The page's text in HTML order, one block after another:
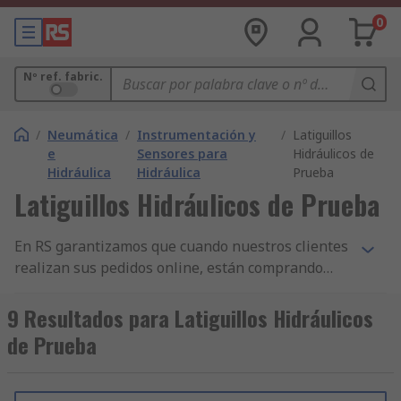
0
Nº ref. fabric.
/ Neumática
e
Hidráulica
/ Instrumentación y
Sensores para
Hidráulica
/ Latiguillos
Hidráulicos de
Prueba
Latiguillos Hidráulicos de Prueba
En RS garantizamos que cuando nuestros clientes
realizan sus pedidos online, están comprando
con las normas de seguridad pertinentes. Hemos
construido nuestra reputación sobre nuestro
servicio al cliente. Todas nuestras gamas de
Hidráulica y otros productos de Interruptores e
9 Resultados para Latiguillos Hidráulicos
de Prueba